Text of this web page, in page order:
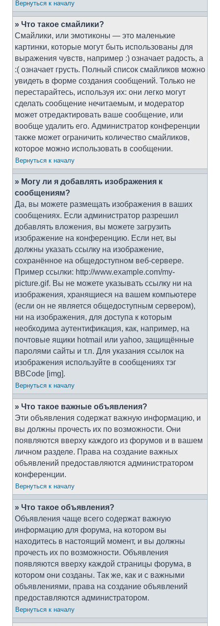
Вернуться к началу
» Что такое смайлики?
Смайлики, или эмотиконы — это маленькие
картинки, которые могут быть использованы для
выражения чувств, например :) означает радость, а
:( означает грусть. Полный список смайликов можно
увидеть в форме создания сообщений. Только не
перестарайтесь, используя их: они легко могут
сделать сообщение нечитаемым, и модератор
может отредактировать ваше сообщение, или
вообще удалить его. Администратор конференции
также может ограничить количество смайликов,
которое можно использовать в сообщении.
Вернуться к началу
» Могу ли я добавлять изображения к
сообщениям?
Да, вы можете размещать изображения в ваших
сообщениях. Если администратор разрешил
добавлять вложения, вы можете загрузить
изображение на конференцию. Если нет, вы
должны указать ссылку на изображение,
сохранённое на общедоступном веб-сервере.
Пример ссылки: http://www.example.com/my-
picture.gif. Вы не можете указывать ссылку ни на
изображения, хранящиеся на вашем компьютере
(если он не является общедоступным сервером),
ни на изображения, для доступа к которым
необходима аутентификация, как, например, на
почтовые ящики hotmail или yahoo, защищённые
паролями сайты и т.п. Для указания ссылок на
изображения используйте в сообщениях тэг
BBCode [img].
Вернуться к началу
» Что такое важные объявления?
Эти объявления содержат важную информацию, и
вы должны прочесть их по возможности. Они
появляются вверху каждого из форумов и в вашем
личном разделе. Права на создание важных
объявлений предоставляются администратором
конференции.
Вернуться к началу
» Что такое объявления?
Объявления чаще всего содержат важную
информацию для форума, на котором вы
находитесь в настоящий момент, и вы должны
прочесть их по возможности. Объявления
появляются вверху каждой страницы форума, в
котором они созданы. Так же, как и с важными
объявлениями, права на создание объявлений
предоставляются администратором.
Вернуться к началу